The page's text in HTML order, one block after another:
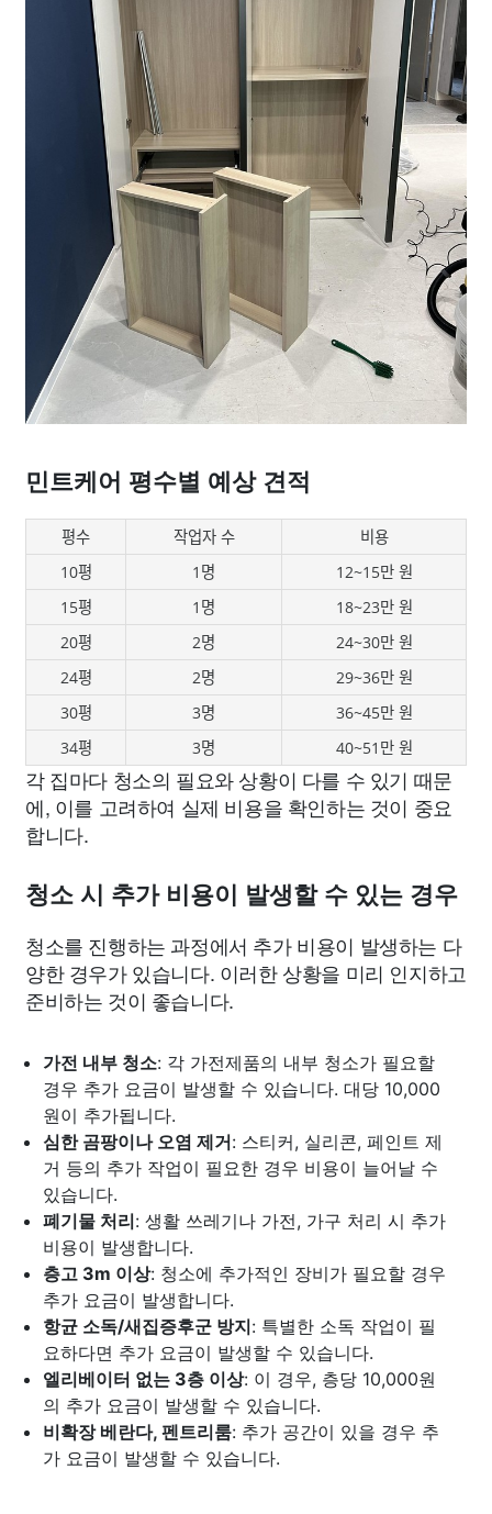
민트케어 평수별 예상 견적
평수 작업자 수
비용
10평
1명
12~15만 원
15평
1명
18~23만 원
20평
2명
24~30만 원
24평
2명
29~36만 원
30평
3명
36~45만 원
34평
3명 40~51만 원
각 집마다 청소의 필요와 상황이 다를 수 있기 때문
에, 이를 고려하여 실제 비용을 확인하는 것이 중요
합니다.
청소 시 추가 비용이 발생할 수 있는 경우
청소를 진행하는 과정에서 추가 비용이 발생하는 다
양한 경우가 있습니다. 이러한 상황을 미리 인지하고
준비하는 것이 좋습니다.
가전 내부 청소: 각 가전제품의 내부 청소가 필요할
경우 추가 요금이 발생할 수 있습니다. 대당 10,000
원이 추가됩니다.
심한 곰팡이나 오염 제거: 스티커, 실리콘, 페인트 제
거 등의 추가 작업이 필요한 경우 비용이 늘어날 수
있습니다.
폐기물 처리: 생활 쓰레기나 가전, 가구 처리 시 추가
비용이 발생합니다.
층고 3m 이상: 청소에 추가적인 장비가 필요할 경우
추가 요금이 발생합니다.
항균 소독/새집증후군 방지: 특별한 소독 작업이 필
요하다면 추가 요금이 발생할 수 있습니다.
엘리베이터 없는 3층 이상: 이 경우, 층당 10,000원
의 추가 요금이 발생할 수 있습니다.
비확장 베란다, 펜트리룸: 추가 공간이 있을 경우 추
가 요금이 발생할 수 있습니다.